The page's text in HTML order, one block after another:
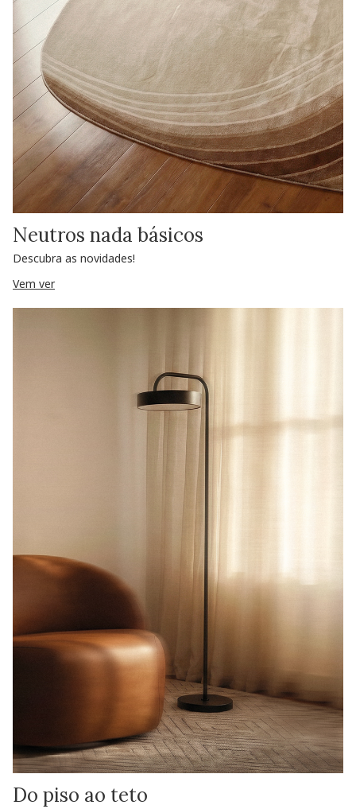
Neutros nada básicos
Descubra as novidades!
Vem ver
Do piso ao teto